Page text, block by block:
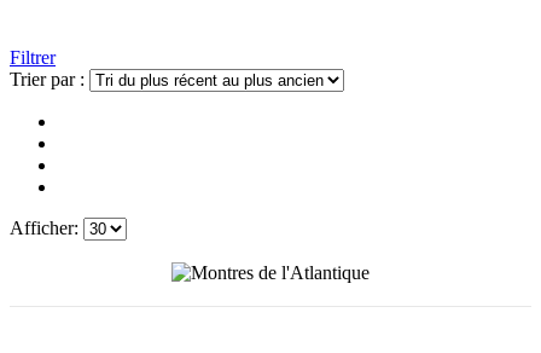
Filtrer
Trier par :
Afficher: